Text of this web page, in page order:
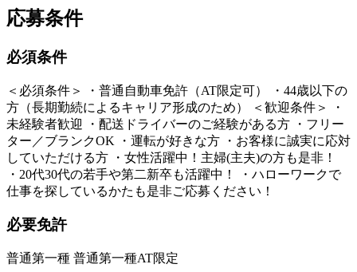
応募条件
必須条件
＜必須条件＞ ・普通自動車免許（AT限定可） ・44歳以下の
方（長期勤続によるキャリア形成のため） ＜歓迎条件＞ ・
未経験者歓迎 ・配送ドライバーのご経験がある方 ・フリー
ター／ブランクOK ・運転が好きな方 ・お客様に誠実に応対
していただける方 ・女性活躍中！主婦(主夫)の方も是非！
・20代30代の若手や第二新卒も活躍中！ ・ハローワークで
仕事を探しているかたも是非ご応募ください！
必要免許
普通第一種 普通第一種AT限定